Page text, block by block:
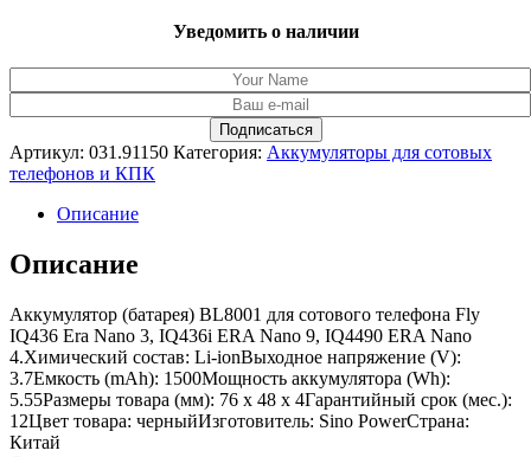
Уведомить о наличии
Артикул: 031.91150 Категория: Аккумуляторы для сотовых
телефонов и КПК
Описание
Описание
Аккумулятор (батарея) BL8001 для сотового телефона Fly
IQ436 Era Nano 3, IQ436i ERA Nano 9, IQ4490 ERA Nano
4.Химический состав: Li-ionВыходное напряжение (V):
3.7Емкость (mAh): 1500Мощность аккумулятора (Wh):
5.55Размеры товара (мм): 76 x 48 x 4Гарантийный срок (мес.):
12Цвет товара: черныйИзготовитель: Sino PowerСтрана:
Китай